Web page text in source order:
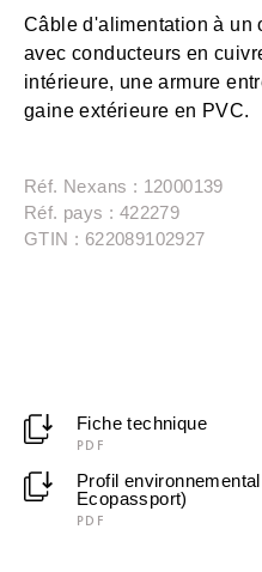
Câble d'alimentation à un
avec conducteurs en
intérieure, une armure
gaine extérieure en PVC.
Réf. Nexans : 12000139
Réf. pays : 422279
GTIN : 622089102927
Fiche technique
PDF
Profil
Ecopassport)
PDF